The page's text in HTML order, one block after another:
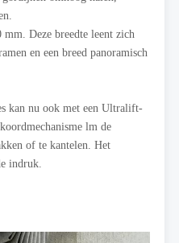
Deze breedte leent zich
en een breed panoramisch
kan nu ook met een Ultralift-
lm de
of te kantelen. Het
indruk.